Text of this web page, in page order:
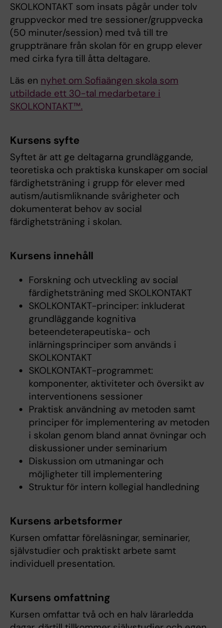
SKOLKONTAKT som insats pågår under tolv
gruppveckor med tre sessioner/gruppvecka
(50 minuter/session) med två till tre
grupptränare från skolan för en grupp elever
med cirka fyra till åtta deltagare.
Läs en nyhet om Sofiaängen skola som
utbildade ett 30-tal medarbetare i
SKOLKONTAKT™.
Kursens syfte
Syftet är att ge deltagarna grundläggande,
teoretiska och praktiska kunskaper om social
färdighetsträning i grupp för elever med
autism/autismliknande svårigheter och
dokumenterat behov av social
färdighetsträning i skolan.
Kursens innehåll
Forskning och utveckling av social
färdighetsträning med SKOLKONTAKT
SKOLKONTAKT-principer: inkluderat
grundläggande kognitiva
beteendeterapeutiska- och
inlärningsprinciper som används i
SKOLKONTAKT
SKOLKONTAKT-programmet:
komponenter, aktiviteter och översikt av
interventionens sessioner
Praktisk användning av metoden samt
principer för implementering av metoden
i skolan genom bland annat övningar och
diskussioner under seminarium
Diskussion om utmaningar och
möjligheter till implementering
Struktur för intern kollegial handledning
Kursens arbetsformer
Kursen omfattar föreläsningar, seminarier,
självstudier och praktiskt arbete samt
individuell presentation.
Kursens omfattning
Kursen omfattar två och en halv lärarledda